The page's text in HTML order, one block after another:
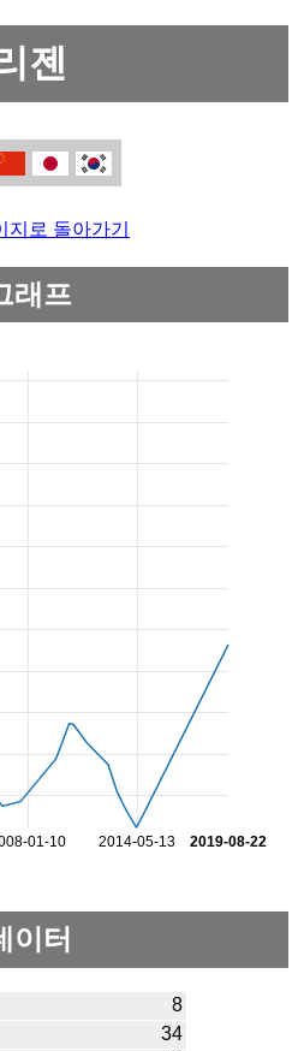
젠
지로 돌아가기
래프
01-10 2014-05-13 2019-08-22
이터
8
34